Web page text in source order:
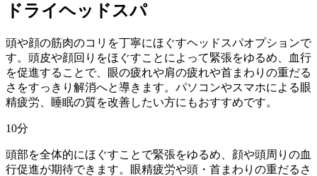
ドライヘッドスパ
頭や顔の筋肉のコリを丁寧にほぐすヘッドスパオプションで
す。頭皮や顔回りをほぐすことによって緊張をゆるめ、血行
を促進することで、眼の疲れや肩の疲れや首まわりの重だる
さをすっきり解消へと導きます。パソコンやスマホによる眼
精疲労、睡眠の質を改善したい方にもおすすめです。
10分
頭部を全体的にほぐすことで緊張をゆるめ、顔や頭周りの血
行促進が期待できます。眼精疲労や頭・首まわりの重だるさ